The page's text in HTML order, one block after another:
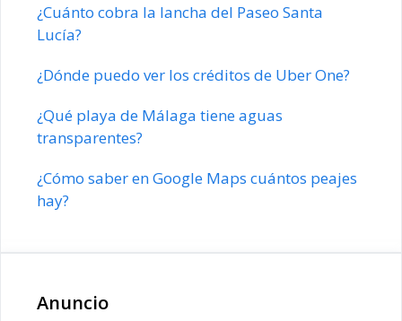
¿Cuánto cobra la lancha del Paseo Santa
Lucía?
¿Dónde puedo ver los créditos de Uber One?
¿Qué playa de Málaga tiene aguas
transparentes?
¿Cómo saber en Google Maps cuántos peajes
hay?
Anuncio